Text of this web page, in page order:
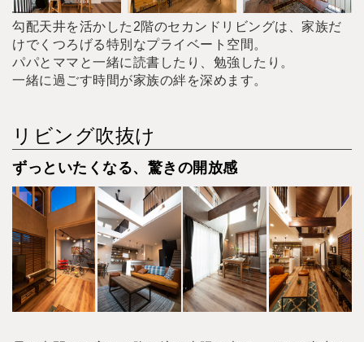
勾配天井を活かした2階のセカンドリビングは、家族だ
けでくつろげる特別なプライベート空間。
パパとママと一緒に読書したり、勉強したり。
一緒に過ごす時間が家族の絆を深めます。
リビング吹抜け
ずっといたくなる、驚きの開放感